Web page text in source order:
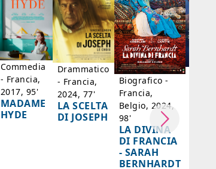
Commedia
- Francia,
2017, 95'
MADAME
HYDE
Drammatico
- Francia,
2024, 77'
LA SCELTA
DI JOSEPH
Biografico -
Francia,
Belgio, 2024,
98'
LA DIVINA
DI FRANCIA
- SARAH
BERNHARDT